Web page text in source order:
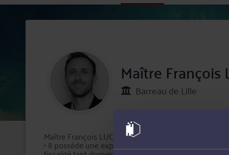
Maître François
Barreau de Lille
Maître François LUCAS est avocat fiscaliste inscrit au
• Il possède une expérience de plus de 15 ans en